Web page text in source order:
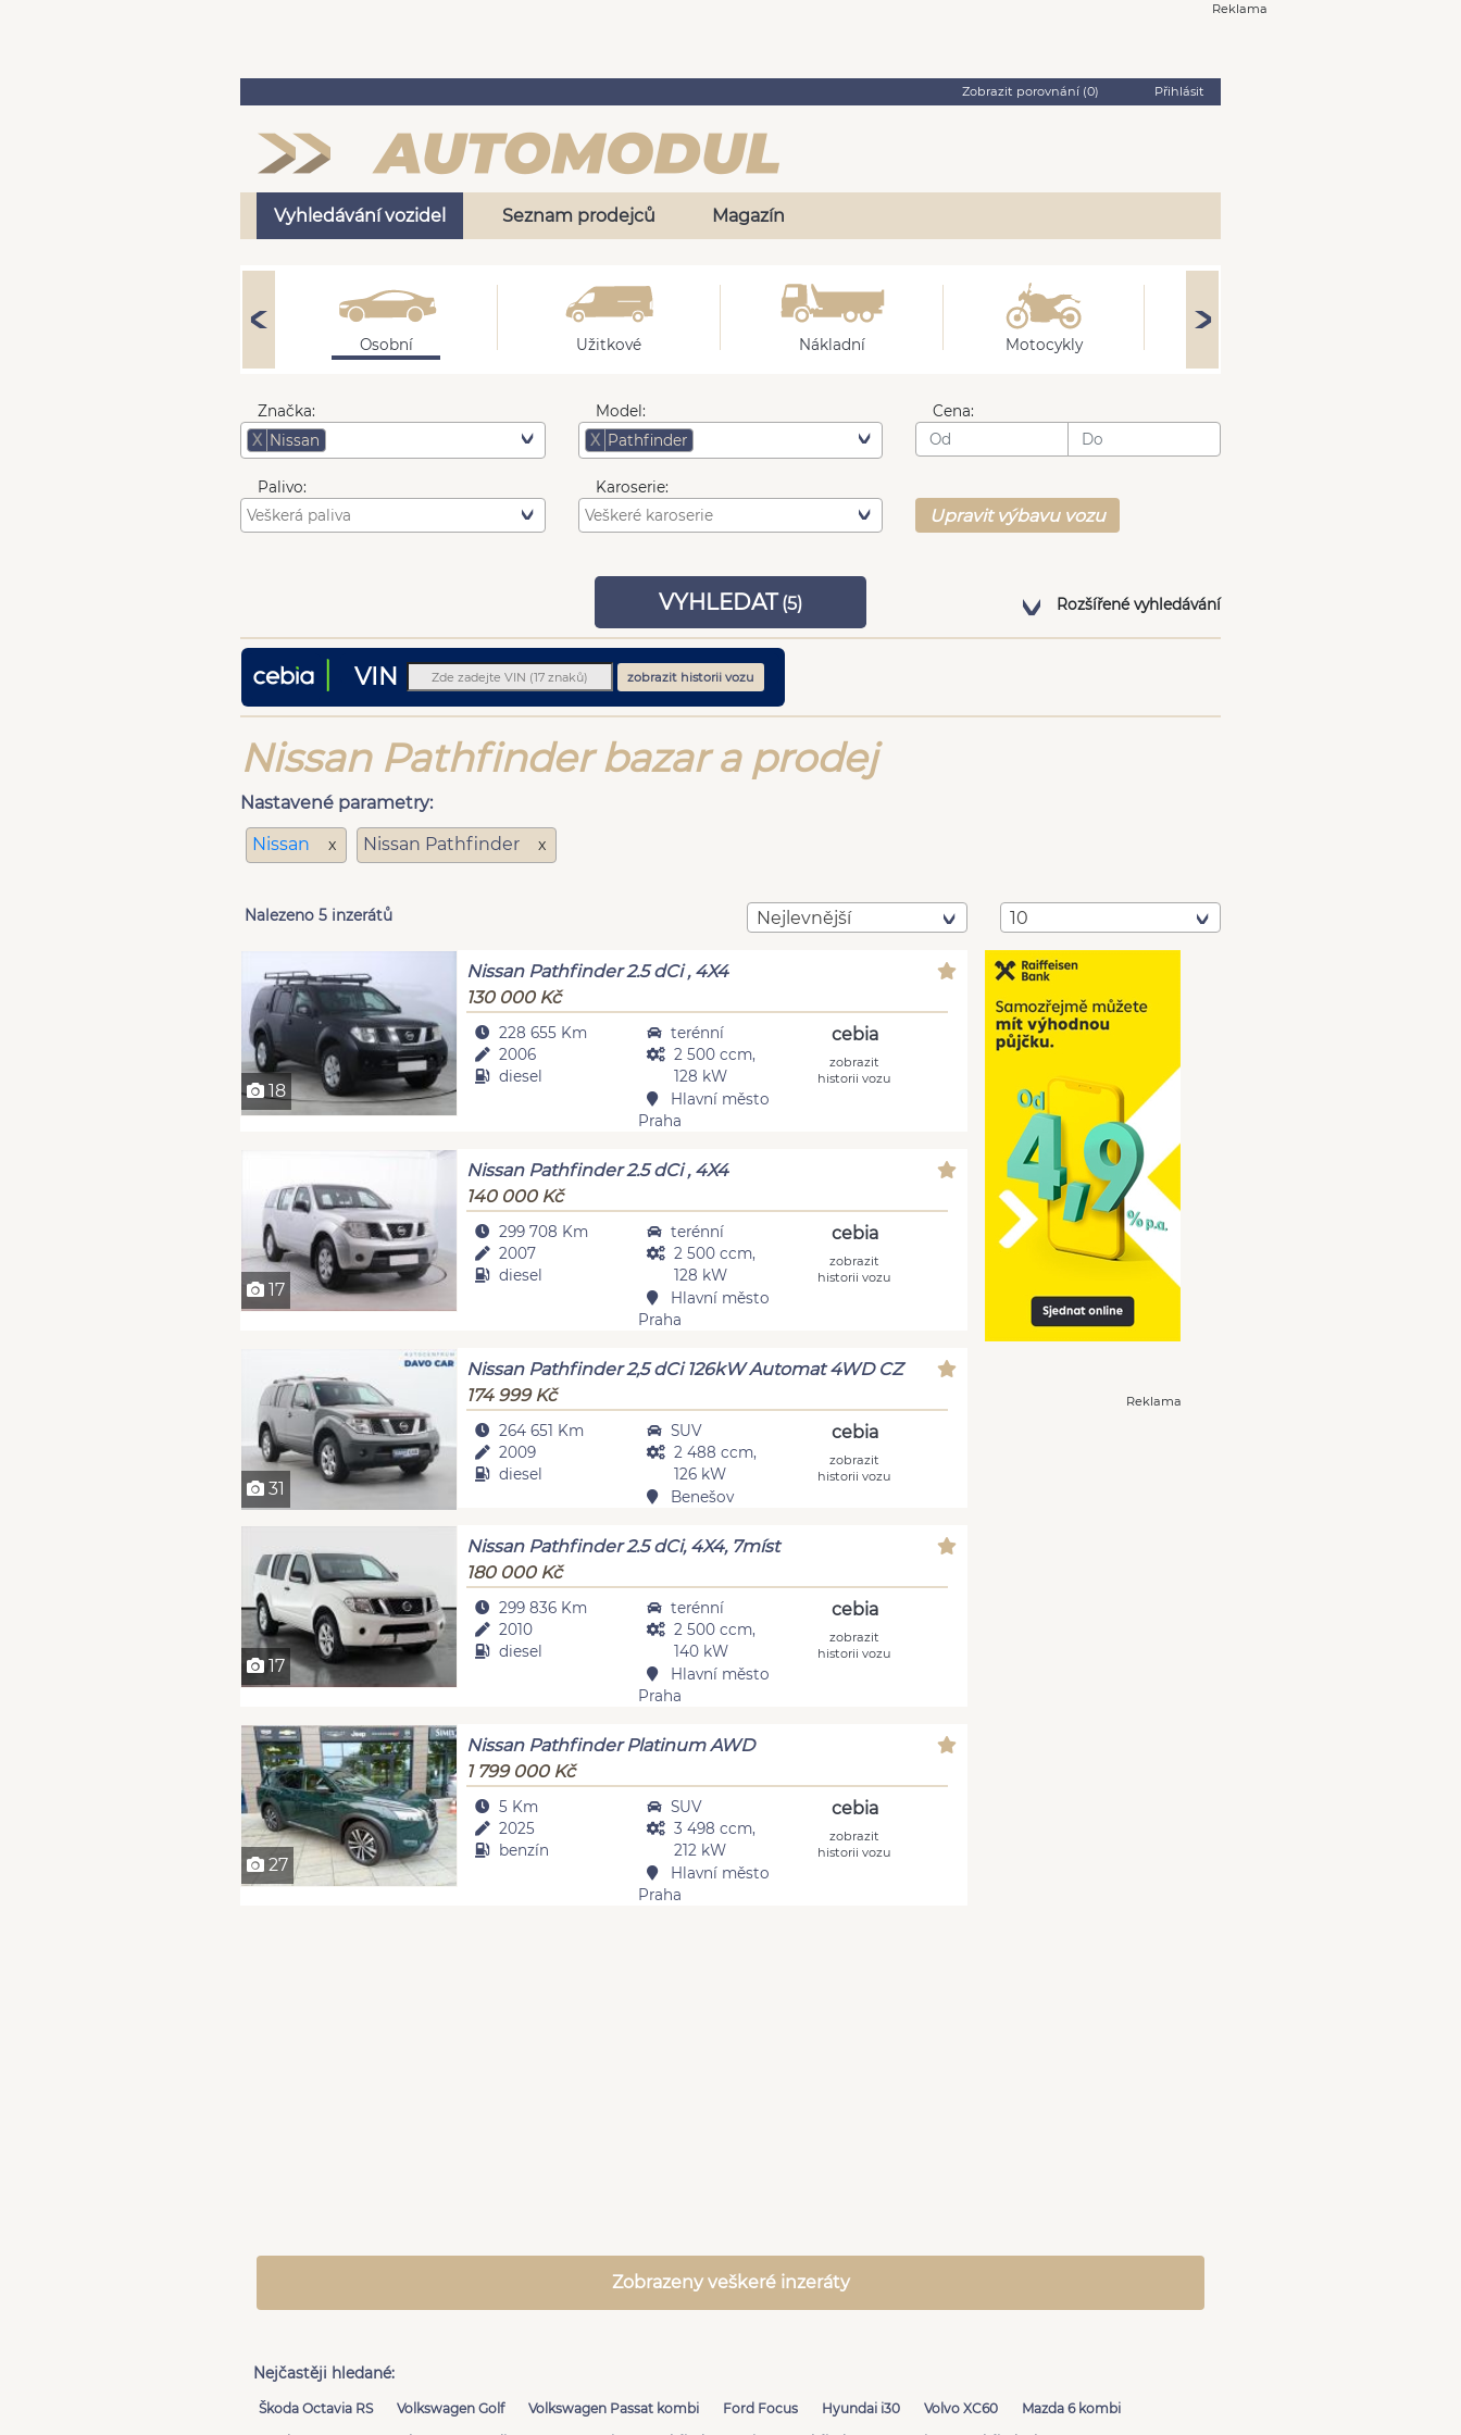
Reklama
Zobrazit porovnání (0) Přihlásit
Vyhledávání vozidel Seznam prodejců Magazín
Osobní Užitkové Nákladní Motocykly
Značka:
X Nissan
Model:
X Pathfinder
Cena:
Palivo: Karoserie:
Upravit výbavu vozu
VYHLEDAT (5) Rozšířené vyhledávání
VIN zobrazit historii vozu
Nissan Pathfinder bazar a prodej
Nastavené parametry:
Nissan
x Nissan Pathfinder x
Nalezeno 5 inzerátů Nejlevnější 10
18
Nissan Pathfinder 2.5 dCi , 4X4
130 000 Kč
228 655 Km
2006
diesel
terénní
2 500 ccm,
128 kW
Hlavní město
Praha
cebia
zobrazit
historii vozu
17
Nissan Pathfinder 2.5 dCi , 4X4
140 000 Kč
299 708 Km
2007
diesel
terénní
2 500 ccm,
128 kW
Hlavní město
Praha
cebia
zobrazit
historii vozu
31
Nissan Pathfinder 2,5 dCi 126kW Automat 4WD CZ
174 999 Kč
264 651 Km
2009
diesel
SUV
2 488 ccm,
126 kW
Benešov
cebia
zobrazit
historii vozu
17
Nissan Pathfinder 2.5 dCi, 4X4, 7míst
180 000 Kč
299 836 Km
2010
diesel
terénní
2 500 ccm,
140 kW
Hlavní město
Praha
cebia
zobrazit
historii vozu
27
Nissan Pathfinder Platinum AWD
1 799 000 Kč
5 Km
2025
benzín
SUV
3 498 ccm,
212 kW
Hlavní město
Praha
cebia
zobrazit
historii vozu
Reklama
Zobrazeny veškeré inzeráty
Nejčastěji hledané:
Škoda Octavia RS Volkswagen Golf Volkswagen Passat kombi Ford Focus Hyundai i30 Volvo XC60
Mazda 6 kombi